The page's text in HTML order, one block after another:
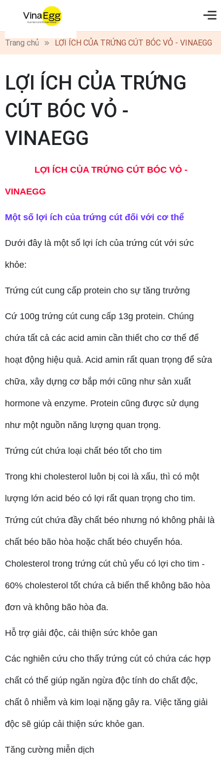
0
Trang chủ LỢI ÍCH CỦA TRỨNG CÚT BÓC VỎ - VINAEGG
LỢI ÍCH CỦA TRỨNG
CÚT BÓC VỎ -
VINAEGG
LỢI ÍCH CỦA TRỨNG CÚT BÓC VỎ -
VINAEGG
Một số lợi ích của trứng cút đối với cơ thể
Dưới đây là một số lợi ích của trứng cút với sức
khỏe:
Trứng cút cung cấp protein cho sự tăng trưởng
Cứ 100g trứng cút cung cấp 13g protein. Chúng
chứa tất cả các acid amin cần thiết cho cơ thể để
hoạt động hiệu quả. Acid amin rất quan trọng để sửa
chữa, xây dựng cơ bắp mới cũng như sản xuất
hormone và enzyme. Protein cũng được sử dụng
như một nguồn năng lượng quan trọng.
Trứng cút chứa loại chất béo tốt cho tim
Trong khi cholesterol luôn bị coi là xấu, thì có một
lượng lớn acid béo có lợi rất quan trọng cho tim.
Trứng cút chứa đầy chất béo nhưng nó không phải là
chất béo bão hòa hoặc chất béo chuyển hóa.
Cholesterol trong trứng cút chủ yếu có lợi cho tim -
60% cholesterol tốt chứa cả biến thể không bão hòa
đơn và không bão hòa đa.
Hỗ trợ giải độc, cải thiện sức khỏe gan
Các nghiên cứu cho thấy trứng cút có chứa các hợp
chất có thể giúp ngăn ngừa độc tính do chất độc,
chất ô nhiễm và kim loại nặng gây ra. Việc tăng giải
độc sẽ giúp cải thiện sức khỏe gan.
Tăng cường miễn dịch